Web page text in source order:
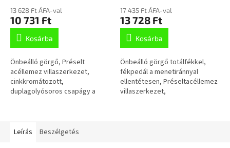
önbeálló,Talplemezzel,
3470ITP100P62 egyenes
futófelület
13 628 Ft ÁFA-val
10 731 Ft
Kosárba
Önbeálló görgő, Préselt
acéllemez villaszerkezet,
cinkkromátozott,
duplagolyósoros csapágy a
fékkel,Talplemezzel,
3477ITP100P62 egyenes
futófelület
17 435 Ft ÁFA-val
13 728 Ft
Kosárba
Önbeálló görgő totálfékkel,
fékpedál a menetiránnyal
ellentétesen, Préseltacéllemez
villaszerkezet,
Leírás
Beszélgetés